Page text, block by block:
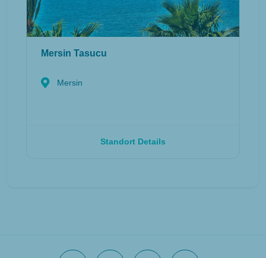
Mersin Tasucu
Mersin
Standort Details